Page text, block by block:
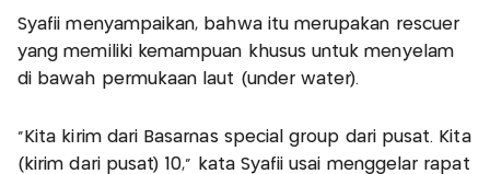
Syafii menyampaikan, bahwa itu merupakan rescuer
yang memiliki kemampuan khusus untuk menyelam
di bawah permukaan laut (under water).
"Kita kirim dari Basarnas special group dari pusat. Kita
(kirim dari pusat) 10," kata Syafii usai menggelar rapat